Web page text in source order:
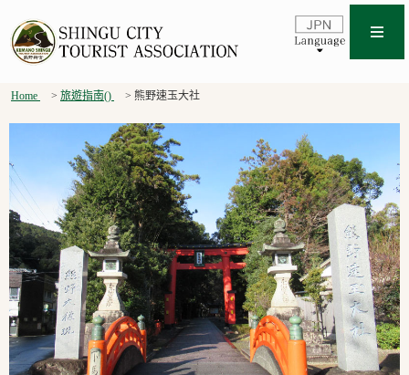
Home 旅遊指南() 熊野速玉大社